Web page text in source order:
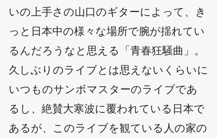
いの上手さの山口のギターによって、き
っと日本中の様々な場所で腕が揺れてい
るんだろうなと思える「青春狂騒曲」。
久しぶりのライブとは思えないくらいに
いつものサンボマスターのライブであ
るし、絶賛大寒波に覆われている日本で
あるが、このライブを観ている人の家の